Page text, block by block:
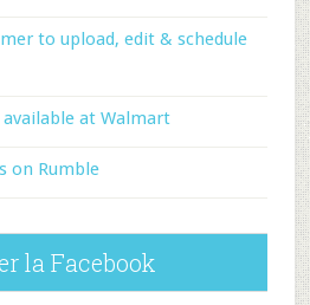
to upload, edit & schedule
at Walmart
on Rumble
la Facebook